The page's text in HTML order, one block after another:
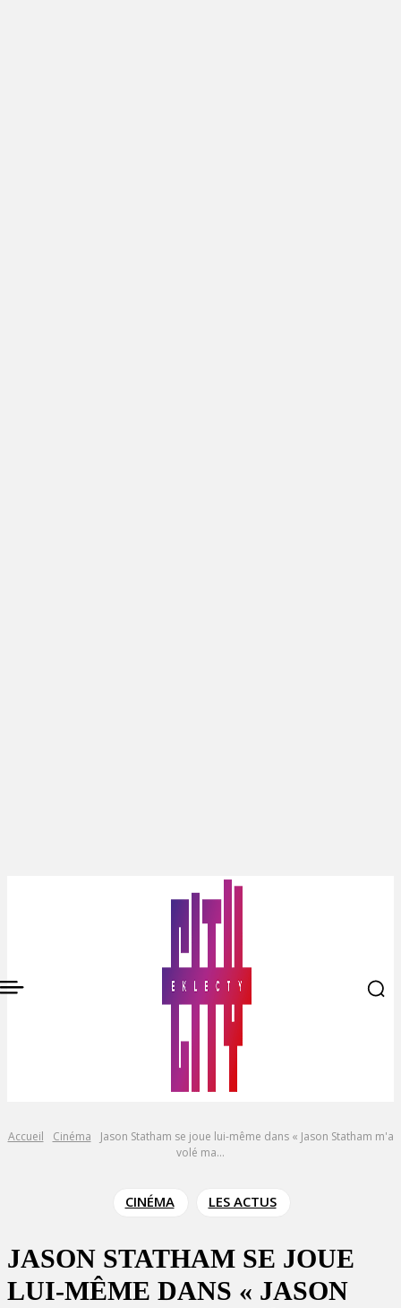
Accueil Cinéma
Jason Statham se joue lui-même dans « Jason Statham m'a
volé ma...
CINÉMA LES ACTUS
JASON STATHAM SE JOUE
LUI-MÊME DANS « JASON